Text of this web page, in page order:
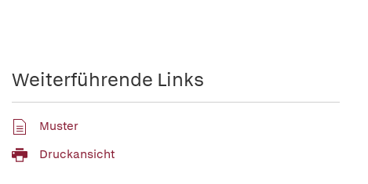
Weiterführende Links
Muster
Druckansicht